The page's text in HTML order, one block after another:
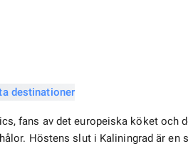
fans av det europeiska köket och
Höstens slut i Kaliningrad är en